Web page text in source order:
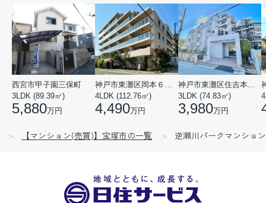
西宮市甲子園三保町
3LDK (89.39㎡)
5,880万円
神戸市東灘区岡本６丁目
4LDK (112.76㎡)
4,490万円
神戸市東灘区住吉本町１丁目
3LDK (74.83㎡)
3,980万円
【マンション(売買)】宝塚市の一覧 逆瀬川パークマンション